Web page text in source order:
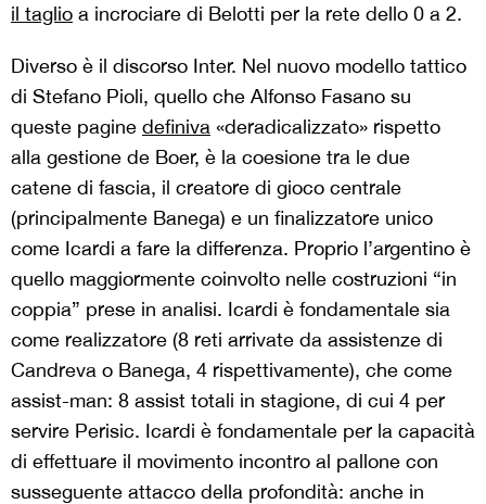
il taglio a incrociare di Belotti per la rete dello 0 a 2.
Diverso è il discorso Inter. Nel nuovo modello tattico
di Stefano Pioli, quello che Alfonso Fasano su
queste pagine definiva «deradicalizzato» rispetto
alla gestione de Boer, è la coesione tra le due
catene di fascia, il creatore di gioco centrale
(principalmente Banega) e un finalizzatore unico
come Icardi a fare la differenza. Proprio l’argentino è
quello maggiormente coinvolto nelle costruzioni “in
coppia” prese in analisi. Icardi è fondamentale sia
come realizzatore (8 reti arrivate da assistenze di
Candreva o Banega, 4 rispettivamente), che come
assist-man: 8 assist totali in stagione, di cui 4 per
servire Perisic. Icardi è fondamentale per la capacità
di effettuare il movimento incontro al pallone con
susseguente attacco della profondità: anche in